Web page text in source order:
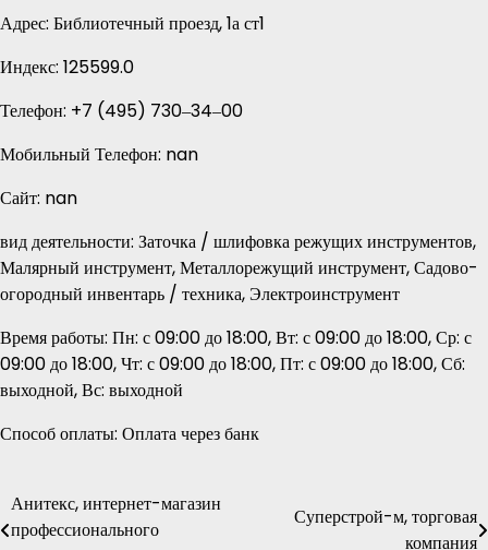
Адрес: Библиотечный проезд, 1а ст1
Индекс: 125599.0
Телефон: +7 (495) 730‒34‒00
Мобильный Телефон: nan
Сайт: nan
вид деятельности: Заточка / шлифовка режущих инструментов,
Малярный инструмент, Металлорежущий инструмент, Садово-
огородный инвентарь / техника, Электроинструмент
Время работы: Пн: с 09:00 до 18:00, Вт: с 09:00 до 18:00, Ср: с
09:00 до 18:00, Чт: с 09:00 до 18:00, Пт: с 09:00 до 18:00, Сб:
выходной, Вс: выходной
Способ оплаты: Оплата через банк
Навигация
Анитекс, интернет-магазин
профессионального
Суперстрой-м, торговая
компания